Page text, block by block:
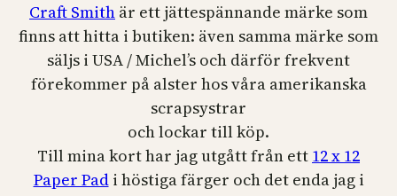
Craft Smith är ett jättespännande märke som
finns att hitta i butiken: även samma märke som
säljs i USA / Michel’s och därför frekvent
förekommer på alster hos våra amerikanska
scrapsystrar
och lockar till köp.
Till mina kort har jag utgått från ett 12 x 12
Paper Padi höstiga färger och det enda jag i